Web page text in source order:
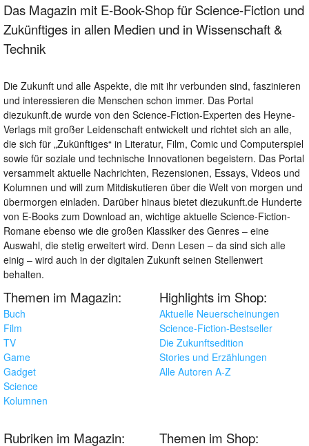
Das Magazin mit E-Book-Shop für Science-Fiction und
Zukünftiges in allen Medien und in Wissenschaft &
Technik
Die Zukunft und alle Aspekte, die mit ihr verbunden sind, faszinieren
und interessieren die Menschen schon immer. Das Portal
diezukunft.de wurde von den Science-Fiction-Experten des Heyne-
Verlags mit großer Leidenschaft entwickelt und richtet sich an alle,
die sich für „Zukünftiges“ in Literatur, Film, Comic und Computerspiel
sowie für soziale und technische Innovationen begeistern. Das Portal
versammelt aktuelle Nachrichten, Rezensionen, Essays, Videos und
Kolumnen und will zum Mitdiskutieren über die Welt von morgen und
übermorgen einladen. Darüber hinaus bietet diezukunft.de Hunderte
von E-Books zum Download an, wichtige aktuelle Science-Fiction-
Romane ebenso wie die großen Klassiker des Genres – eine
Auswahl, die stetig erweitert wird. Denn Lesen – da sind sich alle
einig – wird auch in der digitalen Zukunft seinen Stellenwert
behalten.
Themen im Magazin:
Buch
Film
TV
Game
Gadget
Science
Kolumnen
Highlights im Shop:
Aktuelle Neuerscheinungen
Science-Fiction-Bestseller
Die Zukunftsedition
Stories und Erzählungen
Alle Autoren A-Z
Rubriken im Magazin: Themen im Shop: